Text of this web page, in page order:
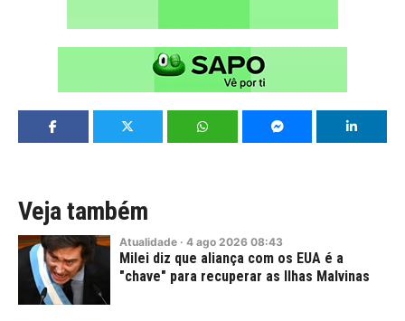
Veja também
Atualidade · 4 ago 2026 08:43
Milei diz que aliança com os EUA é a
"chave" para recuperar as Ilhas Malvinas